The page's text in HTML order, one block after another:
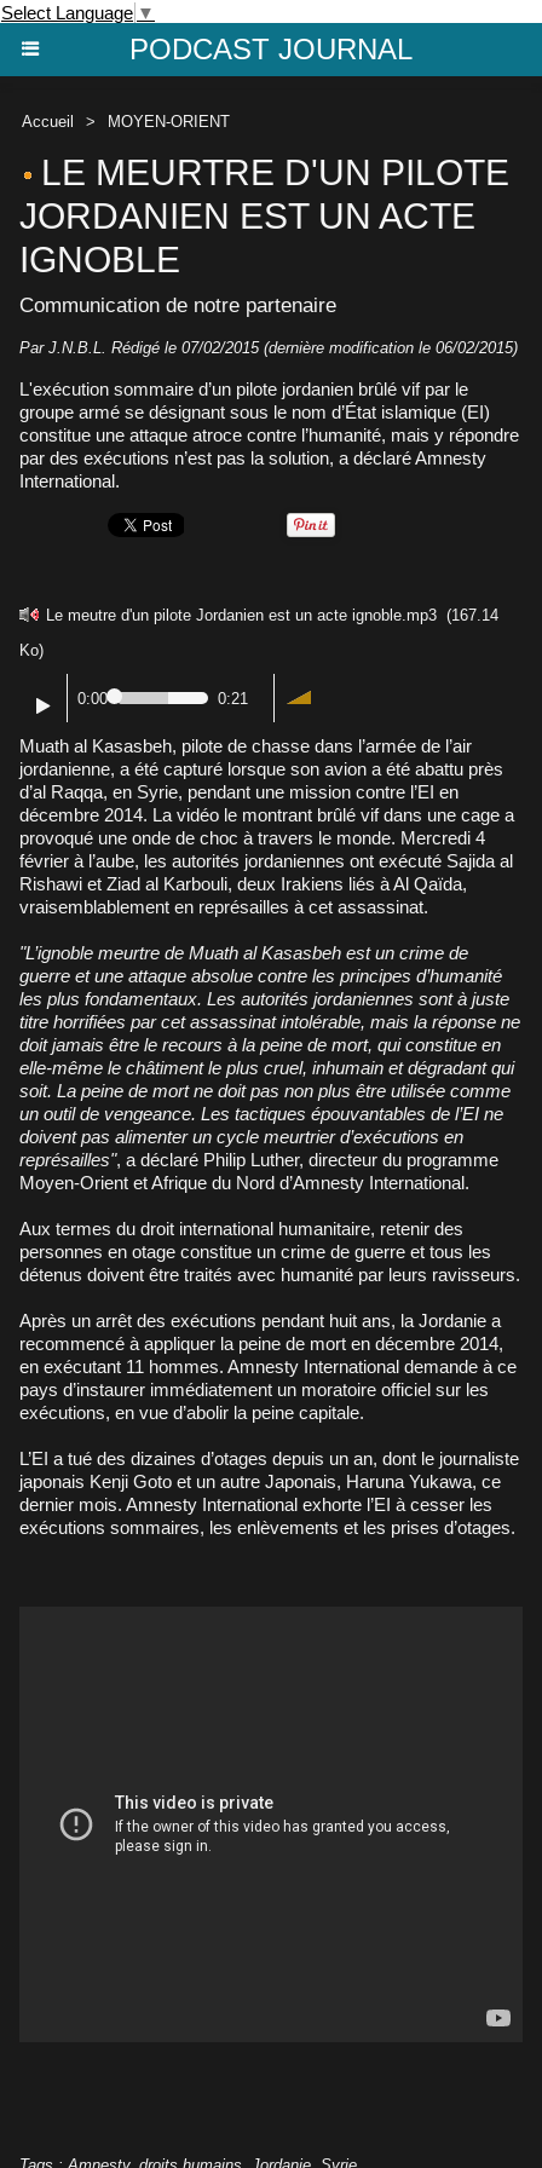
Select Language ▼
PODCAST JOURNAL
Accueil > MOYEN-ORIENT
LE MEURTRE D'UN PILOTE
JORDANIEN EST UN ACTE
IGNOBLE
Communication de notre partenaire
Par J.N.B.L. Rédigé le 07/02/2015 (dernière modification le 06/02/2015)
L'exécution sommaire d’un pilote jordanien brûlé vif par le
groupe armé se désignant sous le nom d’État islamique (EI)
constitue une attaque atroce contre l’humanité, mais y répondre
par des exécutions n’est pas la solution, a déclaré Amnesty
International.
Le meutre d'un pilote Jordanien est un acte ignoble.mp3 (167.14
Ko)
0:00 0:21
Muath al Kasasbeh, pilote de chasse dans l’armée de l’air
jordanienne, a été capturé lorsque son avion a été abattu près
d’al Raqqa, en Syrie, pendant une mission contre l’EI en
décembre 2014. La vidéo le montrant brûlé vif dans une cage a
provoqué une onde de choc à travers le monde. Mercredi 4
février à l’aube, les autorités jordaniennes ont exécuté Sajida al
Rishawi et Ziad al Karbouli, deux Irakiens liés à Al Qaïda,
vraisemblablement en représailles à cet assassinat.
"L’ignoble meurtre de Muath al Kasasbeh est un crime de
guerre et une attaque absolue contre les principes d’humanité
les plus fondamentaux. Les autorités jordaniennes sont à juste
titre horrifiées par cet assassinat intolérable, mais la réponse ne
doit jamais être le recours à la peine de mort, qui constitue en
elle-même le châtiment le plus cruel, inhumain et dégradant qui
soit. La peine de mort ne doit pas non plus être utilisée comme
un outil de vengeance. Les tactiques épouvantables de l’EI ne
doivent pas alimenter un cycle meurtrier d’exécutions en
représailles", a déclaré Philip Luther, directeur du programme
Moyen-Orient et Afrique du Nord d’Amnesty International.
Aux termes du droit international humanitaire, retenir des
personnes en otage constitue un crime de guerre et tous les
détenus doivent être traités avec humanité par leurs ravisseurs.
Après un arrêt des exécutions pendant huit ans, la Jordanie a
recommencé à appliquer la peine de mort en décembre 2014,
en exécutant 11 hommes. Amnesty International demande à ce
pays d’instaurer immédiatement un moratoire officiel sur les
exécutions, en vue d’abolir la peine capitale.
L’EI a tué des dizaines d’otages depuis un an, dont le journaliste
japonais Kenji Goto et un autre Japonais, Haruna Yukawa, ce
dernier mois. Amnesty International exhorte l’EI à cesser les
exécutions sommaires, les enlèvements et les prises d’otages.